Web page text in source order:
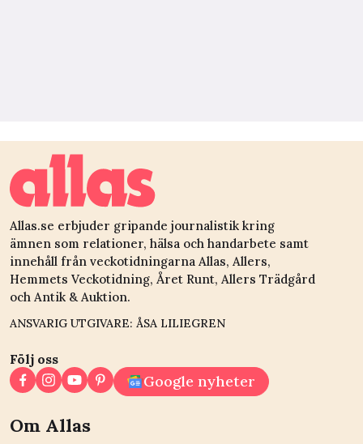
Allas.se erbjuder gripande journalistik kring
ämnen som relationer, hälsa och handarbete samt
innehåll från veckotidningarna Allas, Allers,
Hemmets Veckotidning, Året Runt, Allers Trädgård
och Antik & Auktion.
ANSVARIG UTGIVARE: ÅSA LILIEGREN
Följ oss
Google nyheter
Om Allas